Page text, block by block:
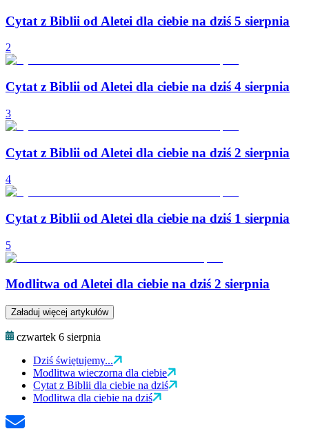
Cytat z Biblii od Aletei dla ciebie na dziś 5 sierpnia
2
Cytat z Biblii od Aletei dla ciebie na dziś 4 sierpnia
3
Cytat z Biblii od Aletei dla ciebie na dziś 2 sierpnia
4
Cytat z Biblii od Aletei dla ciebie na dziś 1 sierpnia
5
Modlitwa od Aletei dla ciebie na dziś 2 sierpnia
Załaduj więcej artykułów
czwartek 6 sierpnia
Dziś świętujemy...
Modlitwa wieczorna dla ciebie
Cytat z Biblii dla ciebie na dziś
Modlitwa dla ciebie na dziś